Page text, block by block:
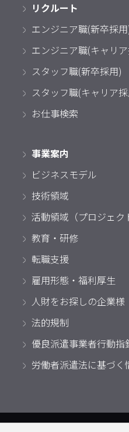
リクルート
エンジニア職(新卒採
エンジニア職(キャリ
スタッフ職(新卒採用)
スタッフ職(キャリア
お仕事検索
事業案内
ビジネスモデル
技術領域
活動領域（プロジェク
教育・研修
転職支援
雇用形態・福利厚生
人財をお探しの企業様
法的規制
優良派遣事業者行動指
労働者派遣法に基づく